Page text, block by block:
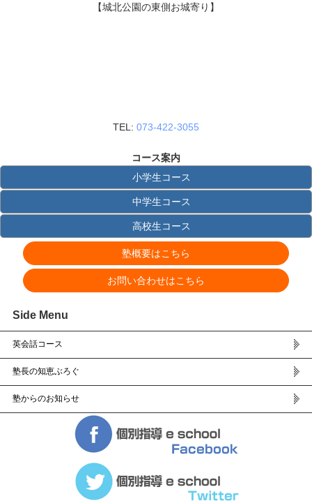
【城北公園の東側お城寄り】
TEL: 073-422-3055
コース案内
小学生コース
中学生コース
高校生コース
塾概要はこちら
お問い合わせはこちら
Side Menu
英会話コース
塾長の知恵ぶろぐ
塾からのお知らせ